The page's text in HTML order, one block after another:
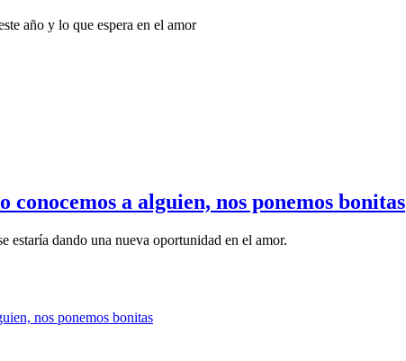
año y lo que espera en el amor
a alguien, nos ponemos bonitas
estaría dando una nueva oportunidad en el amor.